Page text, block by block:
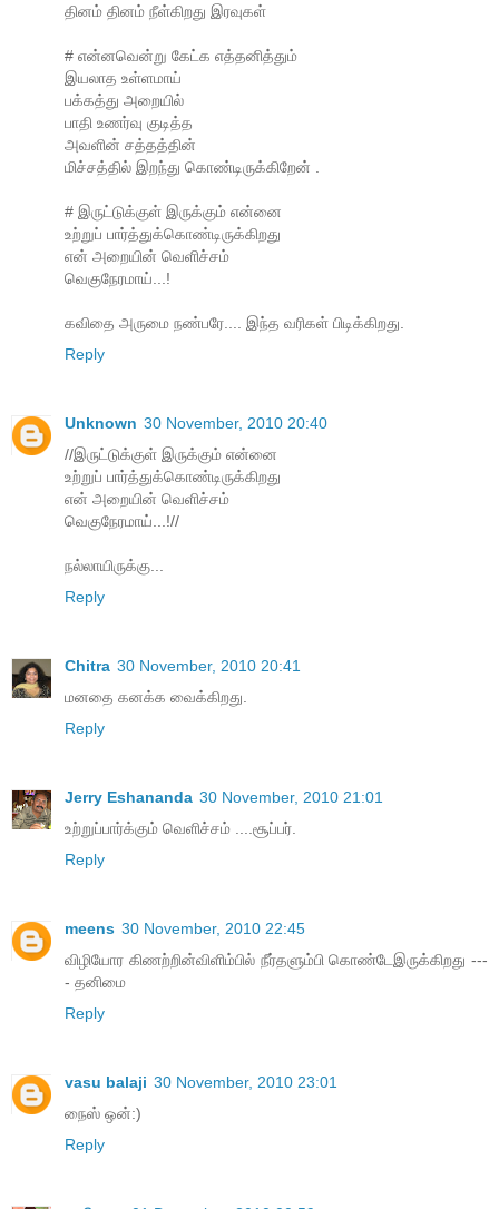
தினம் தினம் நீள்கிறது இரவுகள்
# என்னவென்று கேட்க எத்தனித்தும்
இயலாத உள்ளமாய்
பக்கத்து அறையில்
பாதி உணர்வு குடித்த
அவளின் சத்தத்தின்
மிச்சத்தில் இறந்து கொண்டிருக்கிறேன் .
# இருட்டுக்குள் இருக்கும் என்னை
உற்றுப் பார்த்துக்கொண்டிருக்கிறது
என் அறையின் வெளிச்சம்
வெகுநேரமாய்...!
கவிதை அருமை நண்பரே.... இந்த வரிகள் பிடிக்கிறது.
Reply
Unknown 30 November, 2010 20:40
//இருட்டுக்குள் இருக்கும் என்னை
உற்றுப் பார்த்துக்கொண்டிருக்கிறது
என் அறையின் வெளிச்சம்
வெகுநேரமாய்...!//
நல்லாயிருக்கு...
Reply
Chitra 30 November, 2010 20:41
மனதை கனக்க வைக்கிறது.
Reply
Jerry Eshananda 30 November, 2010 21:01
உற்றுப்பார்க்கும் வெளிச்சம் ....சூப்பர்.
Reply
meens 30 November, 2010 22:45
விழியோர கிணற்றின்விளிம்பில் நீர்தளும்பி கொண்டேஇருக்கிறது ---
- தனிமை
Reply
vasu balaji 30 November, 2010 23:01
நைஸ் ஒன்:)
Reply